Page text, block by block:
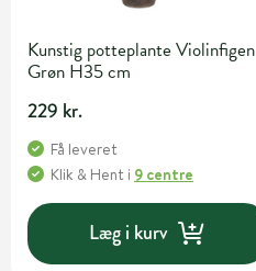
Kunstig potteplante Violinfigen
Grøn H35 cm
229 kr.
Få leveret
Klik & Hent i 9 centre
Læg i kurv